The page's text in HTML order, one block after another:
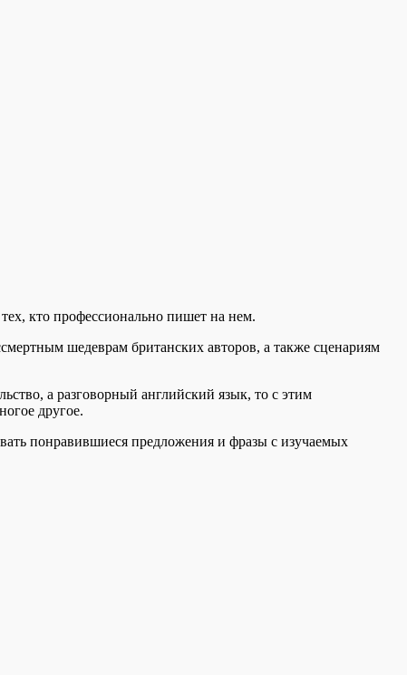
кто профессионально пишет на нем.
шедеврам британских авторов, а также сценариям
а разговорный английский язык, то с этим
другое.
понравившиеся предложения и фразы с изучаемых